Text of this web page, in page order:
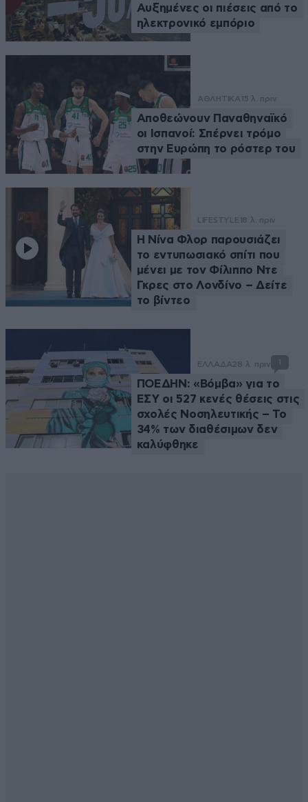
Αυξημένες οι πιέσεις από το
ηλεκτρονικό εμπόριο
ΑΘΛΗΤΙΚΑ 15 λ. πριν
Αποθεώνουν Παναθηναϊκό
οι Ισπανοί: Σπέρνει τρόμο
στην Ευρώπη το ρόστερ του
LIFESTYLE 18 λ. πριν
Η Νίνα Φλορ παρουσιάζει
το εντυπωσιακό σπίτι που
μένει με τον Φίλιππο Ντε
Γκρες στο Λονδίνο – Δείτε
το βίντεο
ΕΛΛΑΔΑ28 λ. πριν
ΠΟΕΔΗΝ: «Βόμβα» για το
ΕΣΥ οι 527 κενές θέσεις στις
σχολές Νοσηλευτικής – Το
34% των διαθέσιμων δεν
καλύφθηκε